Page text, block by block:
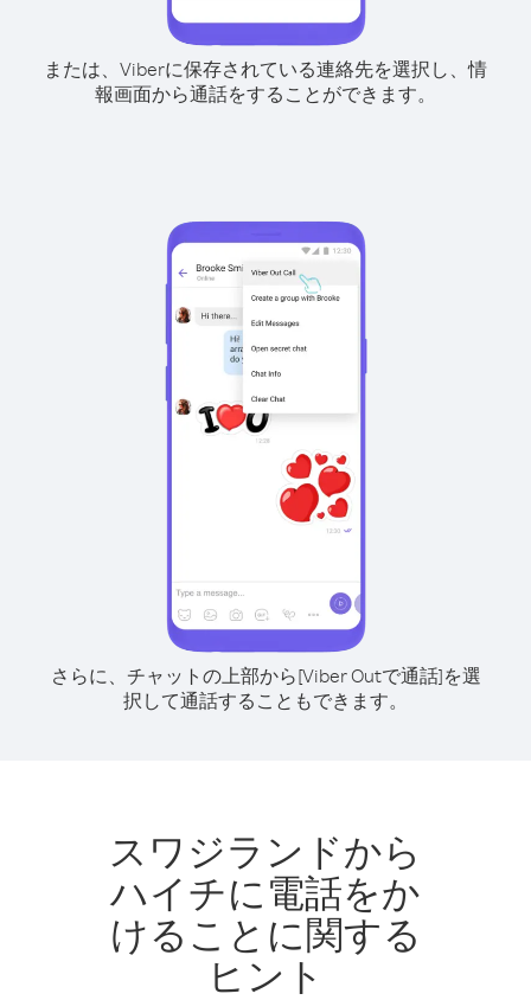
または、Viberに保存されている連絡先を選択し、情
報画面から通話をすることができます。
さらに、チャットの上部から[Viber Outで通話]を選
択して通話することもできます。
スワジランドから
ハイチに電話をか
けることに関する
ヒント